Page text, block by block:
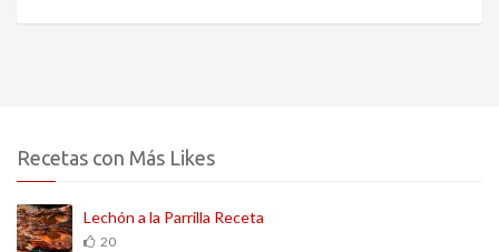
Recetas con Más Likes
Lechón a la Parrilla Receta
20